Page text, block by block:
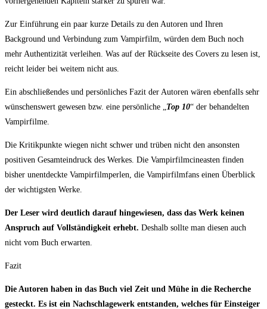
Zur Einführung ein paar kurze Details zu den Autoren und Ihren
Background und Verbindung zum Vampirfilm, würden dem Buch noch
mehr Authentizität verleihen. Was auf der Rückseite des Covers zu lesen ist,
reicht leider bei weitem nicht aus.
Ein abschließendes und persönliches Fazit der Autoren wären ebenfalls sehr
wünschenswert gewesen bzw. eine persönliche „ Top 10“ der behandelten
Vampirfilme.
Die Kritikpunkte wiegen nicht schwer und trüben nicht den ansonsten
positiven Gesamteindruck des Werkes. Die Vampirfilmcineasten finden
bisher unentdeckte Vampirfilmperlen, die Vampirfilmfans einen Überblick
der wichtigsten Werke.
Der Leser wird deutlich darauf hingewiesen, dass das Werk keinen
Anspruch auf Vollständigkeit erhebt. Deshalb sollte man diesen auch
nicht vom Buch erwarten.
Fazit
Die Autoren haben in das Buch viel Zeit und Mühe in die Recherche
gesteckt. Es ist ein Nachschlagewerk entstanden, welches für Einsteiger